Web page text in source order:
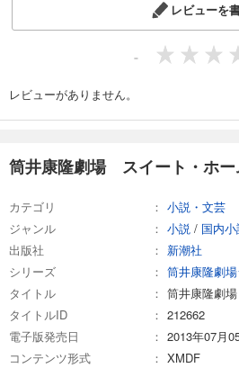
レビューを
-
レビューがありません。
筒井康隆劇場 スイート・ホ
カテゴリ
小説・文芸
ジャンル
小説 / 国内
出版社
新潮社
シリーズ
筒井康隆劇
タイトル
筒井康隆劇
タイトルID
212662
電子版発売日
2013年07月
コンテンツ形式
XMDF